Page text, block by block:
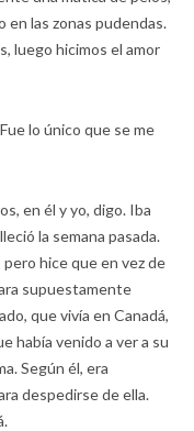
en las zonas pudendas.
luego hicimos el amor
lo único que se me
en él y yo, digo. Iba
la semana pasada.
hice que en vez de
supuestamente
que vivía en Canadá,
había venido a ver a su
Según él, era
despedirse de ella.